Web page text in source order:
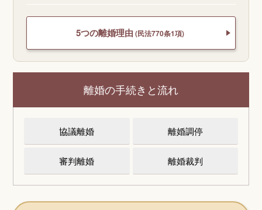
5つの離婚理由 (民法770条1項)
離婚の手続きと流れ
協議離婚 離婚調停
審判離婚 離婚裁判